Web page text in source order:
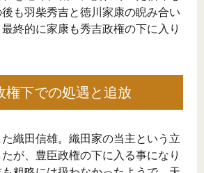
も羽柴秀吉と徳川家康の睨み合い
終的に家康も秀吉政権の下に入り
権下での処遇と追放
織田信雄。織田家の当主という立
が、豊臣政権の下に入る事になり